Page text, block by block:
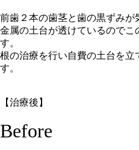
前歯２本の歯茎と歯の黒ずみが
金属の土台が透けているのでこ
す。
根の治療を行い自費の土台を立
す。
【治療後】
Before